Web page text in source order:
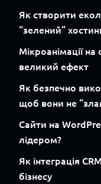
Як створити
“зелений”
Мікроанімації
великий ефект
Як безпечно
щоб вони не
Сайти на
лідером?
Як інтеграція
бізнесу